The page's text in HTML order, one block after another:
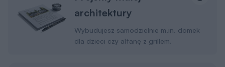
architektury
Wybudujesz samodzielnie m.in. domek
dla dzieci czy altanę z grillem.